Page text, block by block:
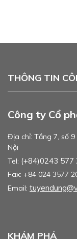
THÔNG TIN
Công ty Cổ
Địa chỉ: Tầng 7, số
Nội
Tel: (+84)0243 577
Fax: +84 024 3577
Email:
KHÁM PHÁ